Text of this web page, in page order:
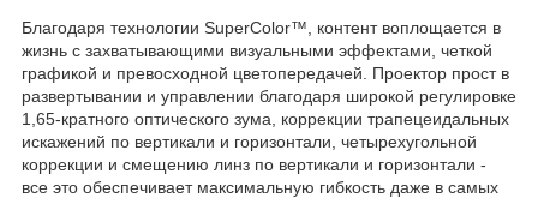
Благодаря технологии SuperColor™, контент воплощается в
жизнь с захватывающими визуальными эффектами, четкой
графикой и превосходной цветопередачей. Проектор прост в
развертывании и управлении благодаря широкой регулировке
1,65-кратного оптического зума, коррекции трапецеидальных
искажений по вертикали и горизонтали, четырехугольной
коррекции и смещению линз по вертикали и горизонтали -
все это обеспечивает максимальную гибкость даже в самых